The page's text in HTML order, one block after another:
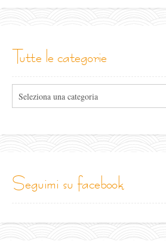
tutte le categorie
seguimi su facebook